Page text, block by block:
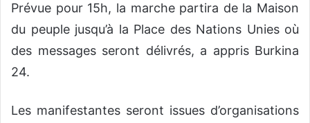
Prévue pour 15h, la marche partira de la Maison
du peuple jusqu’à la Place des Nations Unies où
des messages seront délivrés, a appris Burkina
24.
Les manifestantes seront issues d’organisations